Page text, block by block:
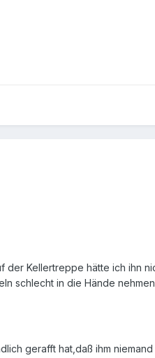
Kellertreppe hätte ich ihn
schlecht in die Hände
gerafft hat,daß ihm